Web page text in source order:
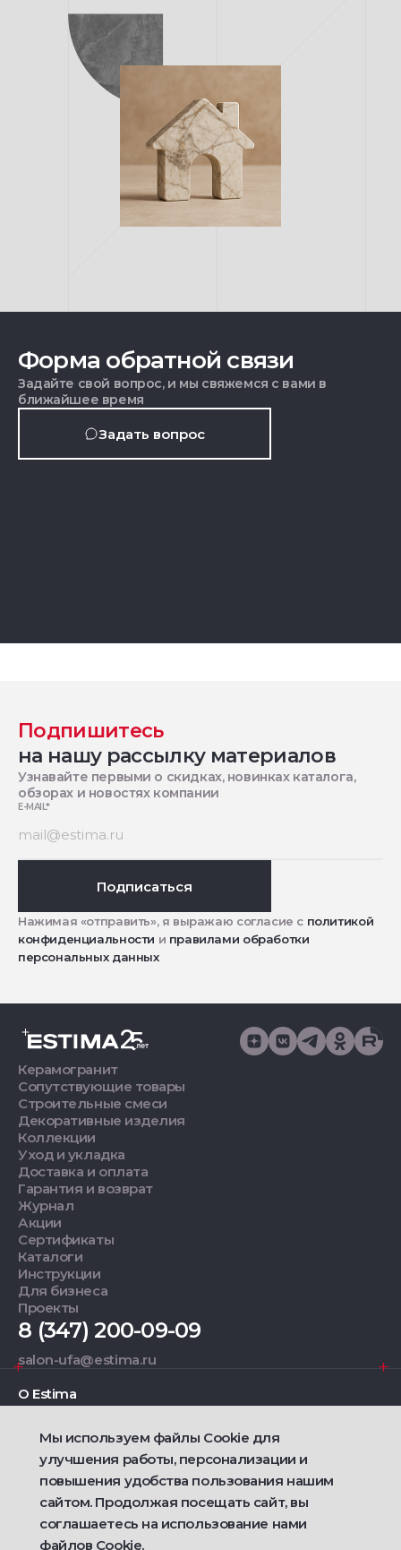
Форма обратной связи
Задайте свой вопрос, и мы свяжемся с вами в
ближайшее время
Задать вопрос
Подпишитесь
на нашу рассылку материалов
Узнавайте первыми о скидках, новинках каталога,
обзорах и новостях компании
E-MAIL*
Подписаться
Нажимая «отправить», я выражаю согласие с политикой
конфиденциальности и правилами обработки
персональных данных
Керамогранит
Сопутствующие товары
Строительные смеси
Декоративные изделия
Коллекции
Уход и укладка
Доставка и оплата
Гарантия и возврат
Журнал
Акции
Сертификаты
Каталоги
Инструкции
Для бизнеса
Проекты
8 (347) 200-09-09
salon-ufa@estima.ru
О Estima
Дизайнерам
Фирменные салоны
2021 — 2026 © Estima
Политика конфиденциальности
Мы используем файлы Cookie для
улучшения работы, персонализации и
повышения удобства пользования нашим
сайтом. Продолжая посещать сайт, вы
соглашаетесь на использование нами
файлов Cookie.